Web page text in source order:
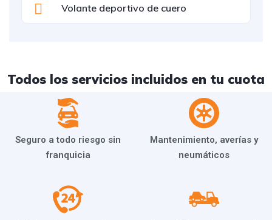
Volante deportivo de cuero
Todos los servicios incluidos en tu cuota
Seguro a todo riesgo sin
franquicia
Mantenimiento, averías y
neumáticos